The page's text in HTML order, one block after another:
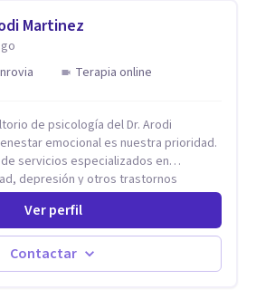
Martinez
Terapia online
de psicología del Dr. Arodi
emocional es nuestra prioridad.
de servicios especializados en
depresión y otros trastornos
dedicados a ofrecerte el mejor
mental. En nuestro
una variedad de terapias y
para satisfacer tus necesidades
Trastornos de Ansiedad y
Ver perfil
Contactar